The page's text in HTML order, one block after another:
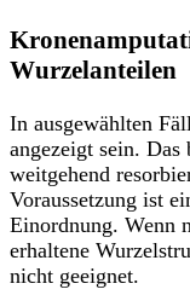
Wurzelanteilen
In ausgewählten
angezeigt sein.
weitgehend
Voraussetzung ist
Einordnung. Wenn
erhaltene
nicht geeignet.